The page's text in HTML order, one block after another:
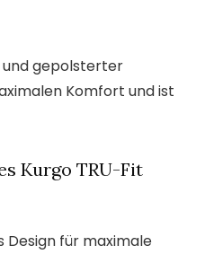
gepolsterter
Komfort und ist
Kurgo TRU-Fit
für maximale